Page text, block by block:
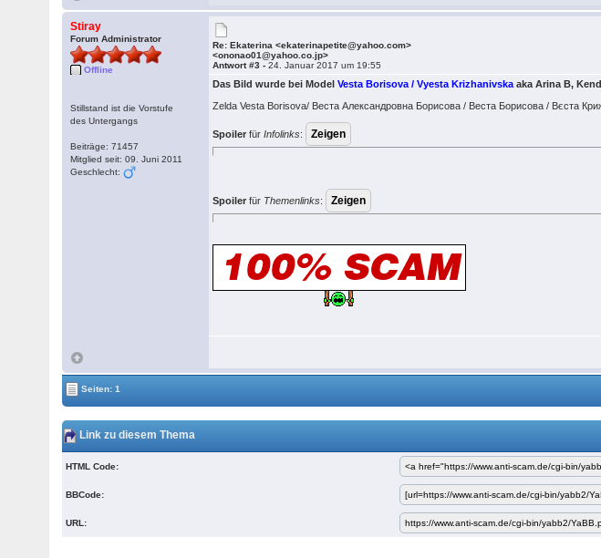
Stiray
Forum Administrator
Offline
Stillstand ist die Vorstufe
des Untergangs
Beiträge: 71457
Mitglied seit: 09. Juni 2011
Geschlecht:
Re: Ekaterina <ekaterinapetite@yahoo.com>
<ononao01@yahoo.co.jp>
Antwort #3 -24. Januar 2017 um 19:55
Das Bild wurde bei ModelVesta Borisova / Vyesta Krizhanivska aka Arina B,
Zelda Vesta Borisova/ Веста Александровна Борисова / Веста Борисова / Вєста
Spoiler fürInfolinks:
Spoiler für Themenlinks:
Seiten: 1
Link zu diesem Thema
HTML Code:
BBCode:
URL: